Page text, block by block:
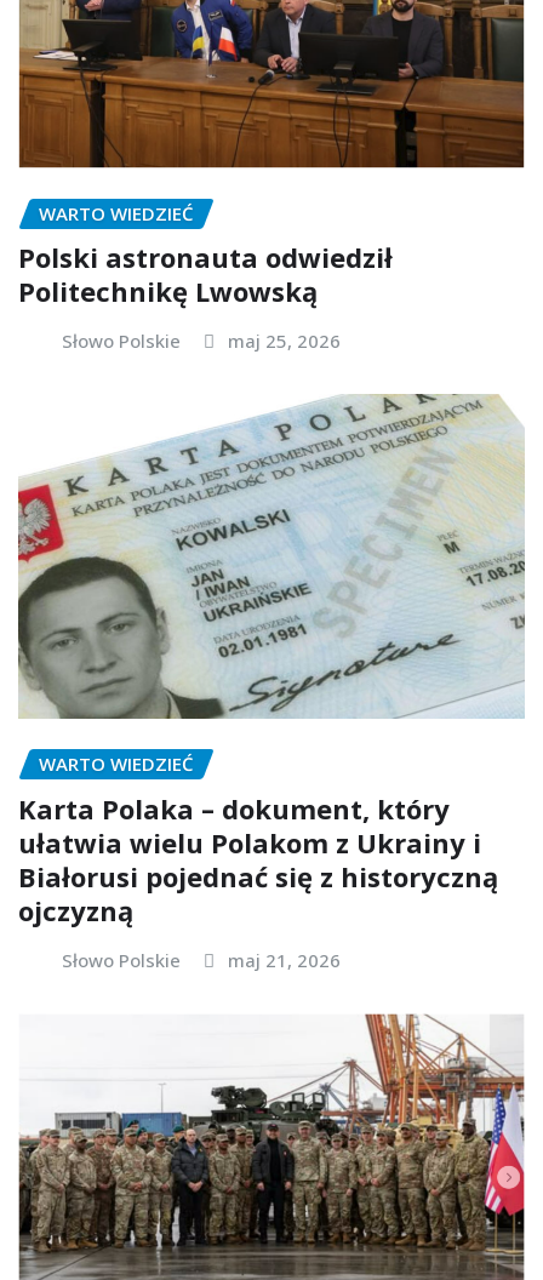
WARTO WIEDZIEĆ
Polski astronauta odwiedził
Politechnikę Lwowską
Słowo Polskie maj 25, 2026
WARTO WIEDZIEĆ
Karta Polaka – dokument, który
ułatwia wielu Polakom z Ukrainy i
Białorusi pojednać się z historyczną
ojczyzną
Słowo Polskie maj 21, 2026